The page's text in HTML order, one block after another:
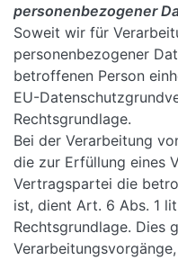
personenbezogener
Soweit wir für
personenbezogener
betroffenen Person
EU-
Rechtsgrundlage.
Bei der Verarbeitung
die zur Erfüllung eines
Vertragspartei die
ist, dient Art. 6 Abs. 1
Rechtsgrundlage. Dies